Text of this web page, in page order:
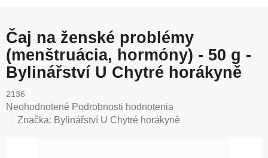
Čaj na ženské problémy
(menštruácia, hormóny) - 50 g -
Bylinářství U Chytré horákyně
2136
Priemerné
hodnotenie
Neohodnotené Podrobnosti hodnotenia
Značka: Bylinářství U Chytré horákyně